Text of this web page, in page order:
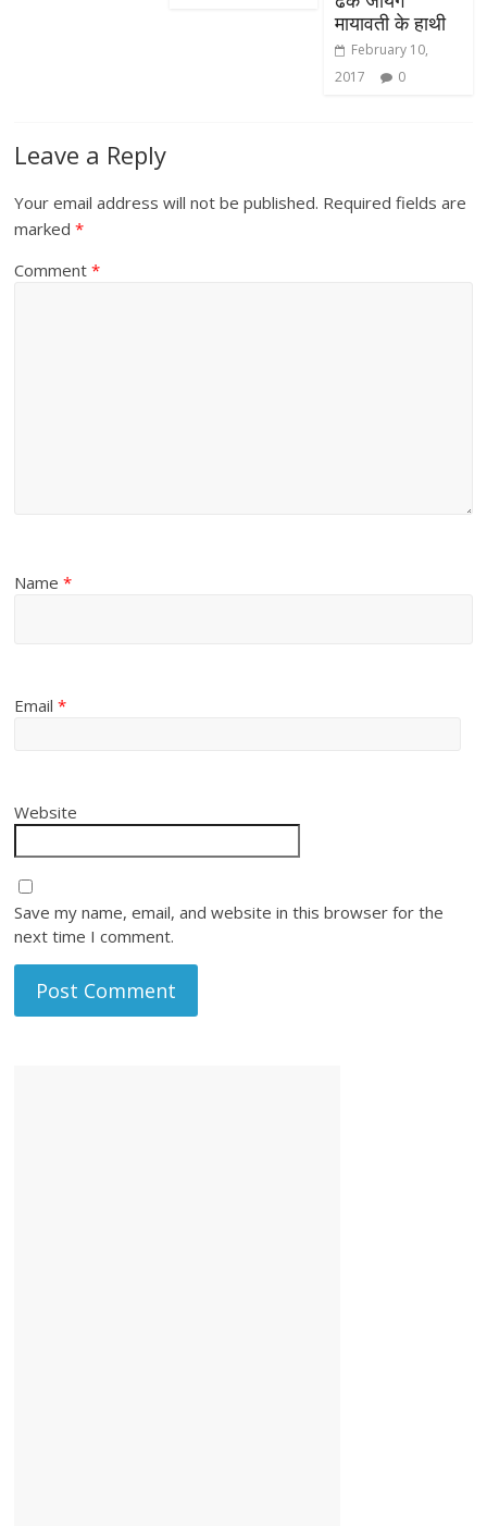
मायावती के हाथी
February 10,
2017
0
Leave a Reply
Your email address will not be published. Required fields are
marked*
Comment*
Name*
Email*
Website
Save my name, email, and website in this browser for the
next time I comment.